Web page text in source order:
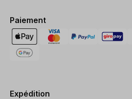
Paiement
Expédition